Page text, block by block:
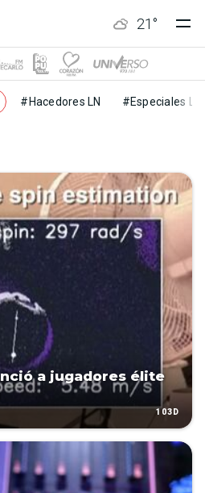
21 °
#Hacedores LN #Especiales LN
a jugadores élite
103D